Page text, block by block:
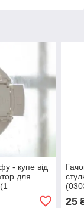
- купе від
для
25